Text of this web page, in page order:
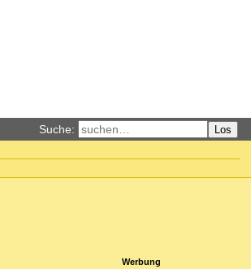
Suche: Los
Werbung